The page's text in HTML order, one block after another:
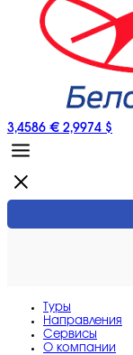
3,4586 € 2,9974 $
Туры
Направления
Сервисы
O компании